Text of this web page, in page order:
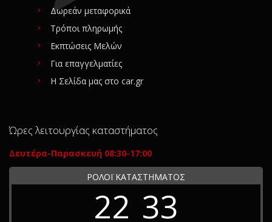
Δωρεάν μεταφορικά
Τρόποι πληρωμής
Εκπτώσεις Μελών
Για επαγγελματίες
Η Σελίδα μας στο car.gr
Ώρες λειτουργίας καταστήματος
Δευτέρα-Παρασκευή 08:30-17:00
ΡΟΛΟΪ ΚΑΤΑΣΤΗΜΑΤΟΣ
22 33